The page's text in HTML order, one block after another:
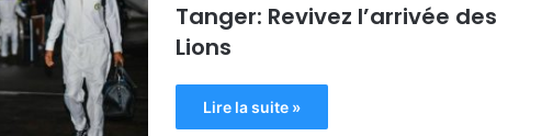
Tanger: Revivez l’arrivée des
Lions
Lire la suite »